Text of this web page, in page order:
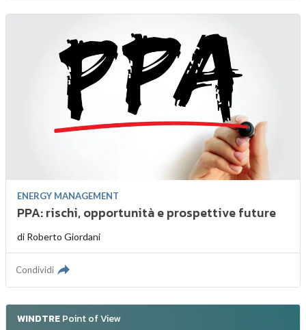
ENERGY MANAGEMENT
PPA: rischi, opportunità e prospettive future
di Roberto Giordani
Condividi
WINDTREPoint of View